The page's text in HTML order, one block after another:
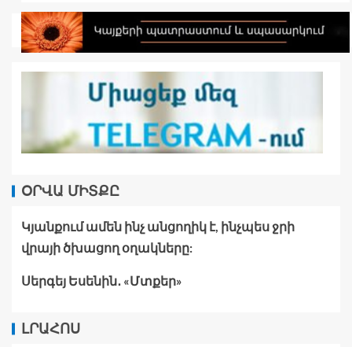
ՕՐՎԱ ՄԻՏՔԸ
Կյանքում ամեն ինչ անցողիկ է, ինչպես ջրի
վրայի ծխացող օղակները:
Սերգեյ Եսենին․ «Մտքեր»
ԼՐԱՀՈՍ